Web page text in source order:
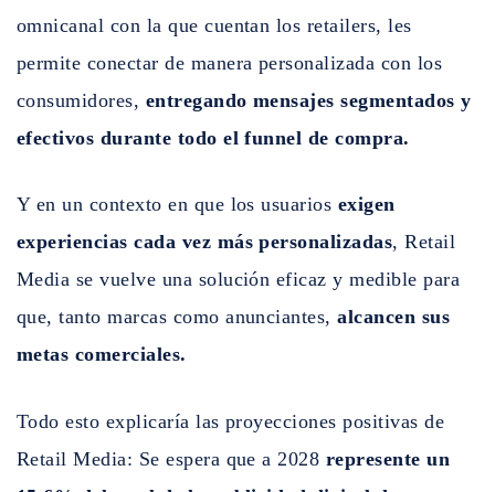
omnicanal con la que cuentan los retailers, les
permite conectar de manera personalizada con los
consumidores, entregando mensajes segmentados y
efectivos durante todo el funnel de compra.
Y en un contexto en que los usuarios exigen
experiencias cada vez más personalizadas, Retail
Media se vuelve una solución eficaz y medible para
que, tanto marcas como anunciantes,alcancen sus
metas comerciales.
Todo esto explicaría las proyecciones positivas de
Retail Media: Se espera que a 2028 represente un